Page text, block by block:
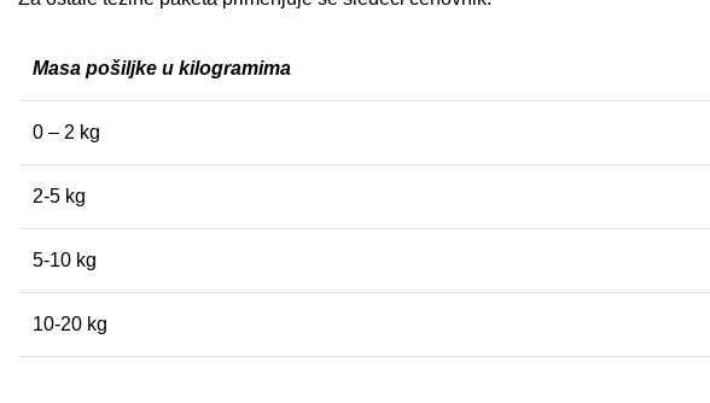
Masa pošiljke u kilogramima
0 – 2 kg
2-5 kg
5-10 kg
10-20 kg